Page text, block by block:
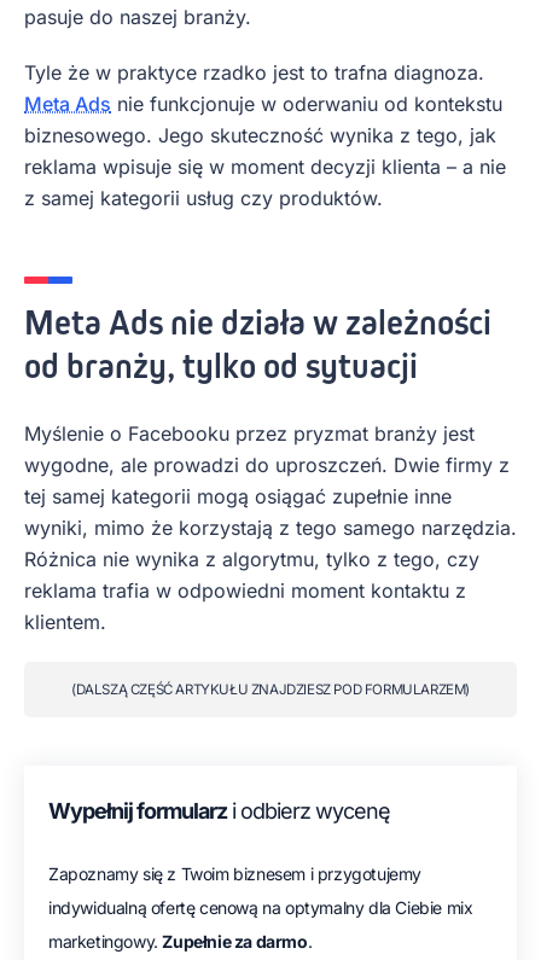
pasuje do naszej branży.
Tyle że w praktyce rzadko jest to trafna diagnoza.
Meta Ads nie funkcjonuje w oderwaniu od kontekstu
biznesowego. Jego skuteczność wynika z tego, jak
reklama wpisuje się w moment decyzji klienta – a nie
z samej kategorii usług czy produktów.
Meta Ads nie działa w zależności
od branży, tylko od sytuacji
Myślenie o Facebooku przez pryzmat branży jest
wygodne, ale prowadzi do uproszczeń. Dwie firmy z
tej samej kategorii mogą osiągać zupełnie inne
wyniki, mimo że korzystają z tego samego narzędzia.
Różnica nie wynika z algorytmu, tylko z tego, czy
reklama trafia w odpowiedni moment kontaktu z
klientem.
(DALSZĄ CZĘŚĆ ARTYKUŁU ZNAJDZIESZ POD FORMULARZEM)
Wypełnij formularzi odbierz wycenę
Zapoznamy się z Twoim biznesem i przygotujemy
indywidualną ofertę cenową na optymalny dla Ciebie mix
marketingowy.Zupełnie za darmo.